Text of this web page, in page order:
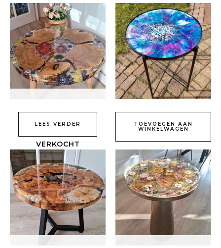
LEES VERDER TOEVOEGEN AAN
WINKELWAGEN